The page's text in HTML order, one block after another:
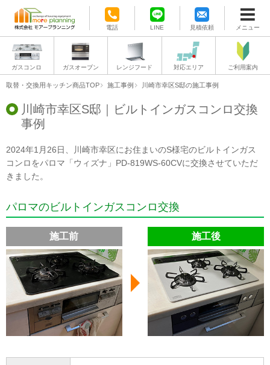
電話 LINE 見積依頼 メニュー
ガスコンロ ガスオーブン レンジフード 対応エリア ご利用案内
取替・交換用キッチン商品TOP 施工事例 川崎市幸区S邸の施工事例
川崎市幸区S邸｜ビルトインガスコンロ交換
事例
2024年1月26日、川崎市幸区にお住まいのS様宅のビルトインガス
コンロをパロマ「ウィズナ」PD-819WS-60CVに交換させていただ
きました。
パロマのビルトインガスコンロ交換
施工前 施工後